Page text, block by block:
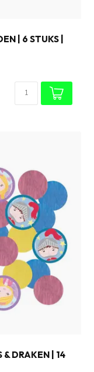
| 6 STUKS |
& DRAKEN | 14